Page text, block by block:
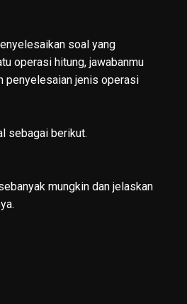
soal yang
operasi hitung, jawabanmu
penyelesaian jenis operasi
sebagai berikut.
mungkin dan jelaskan